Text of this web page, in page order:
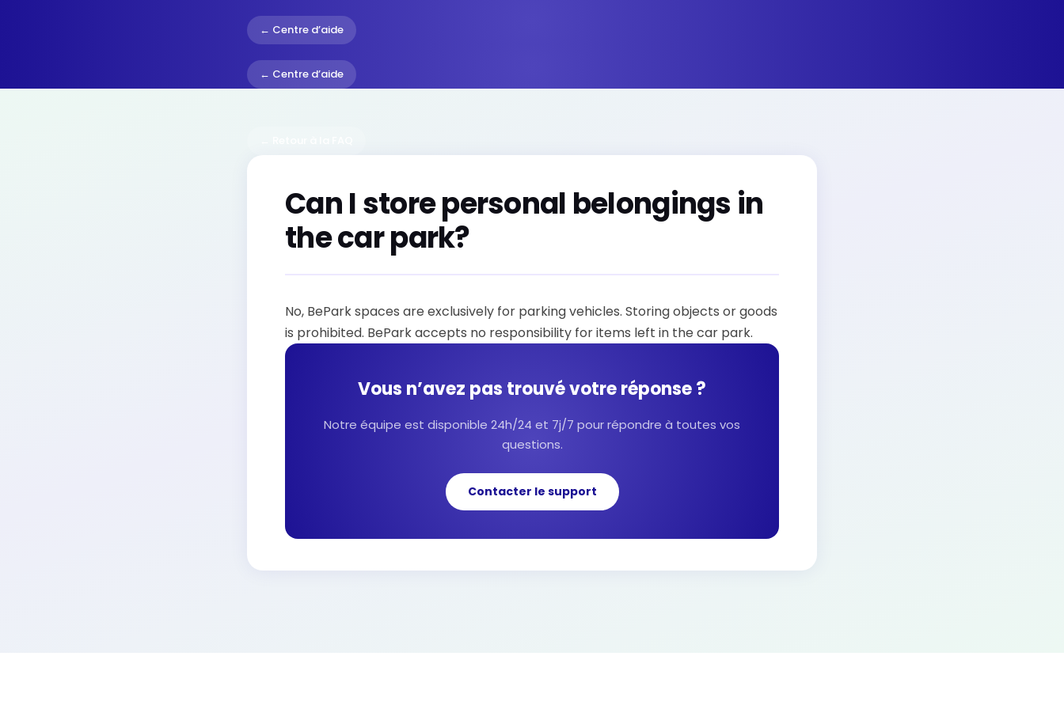
← Centre d’aide
← Centre d’aide
Can I store personal belongings in
the car park?
No, BePark spaces are exclusively for parking vehicles. Storing objects or goods
is prohibited. BePark accepts no responsibility for items left in the car park.
Vous n’avez pas trouvé votre réponse ?
Notre équipe est disponible 24h/24 et 7j/7 pour répondre à toutes vos
questions.
Contacter le support